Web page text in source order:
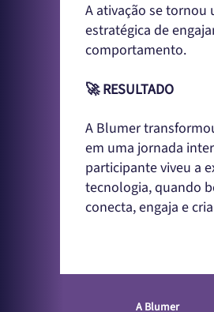
A ativação se tornou
estratégica de
comportamento.
🚀 RESULTADO
A Blumer
em uma jornada
participante viveu a
tecnologia, quando
conecta, engaja e
A Blumer